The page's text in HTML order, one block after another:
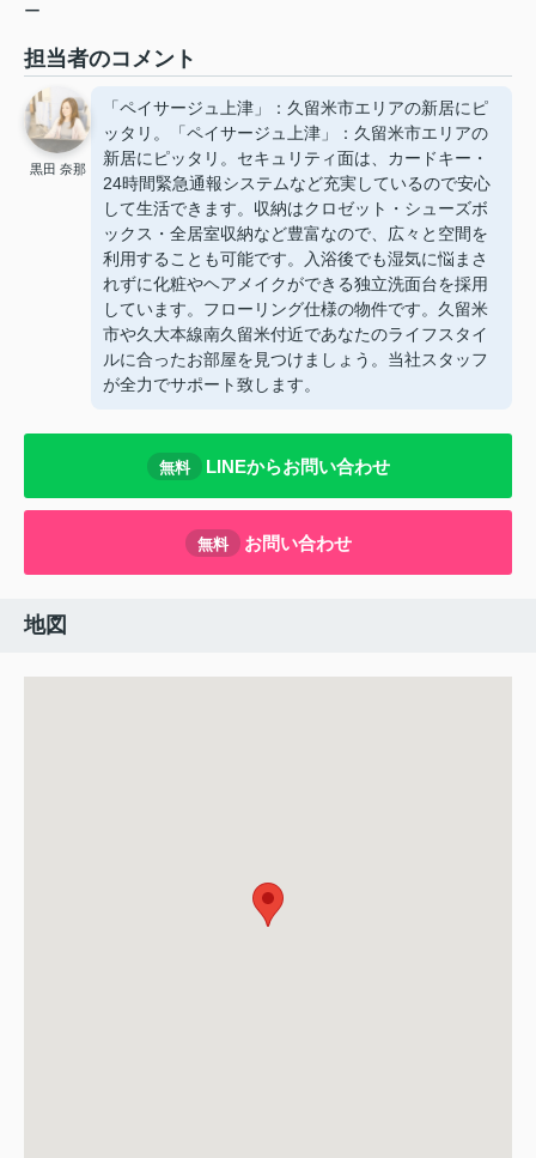
ー
担当者のコメント
黒田 奈那
「ペイサージュ上津」：久留米市エリアの新居にピ
ッタリ。「ペイサージュ上津」：久留米市エリアの
新居にピッタリ。セキュリティ面は、カードキー・
24時間緊急通報システムなど充実しているので安心
して生活できます。収納はクロゼット・シューズボ
ックス・全居室収納など豊富なので、広々と空間を
利用することも可能です。入浴後でも湿気に悩まさ
れずに化粧やヘアメイクができる独立洗面台を採用
しています。フローリング仕様の物件です。久留米
市や久大本線南久留米付近であなたのライフスタイ
ルに合ったお部屋を見つけましょう。当社スタッフ
が全力でサポート致します。
無料 LINEからお問い合わせ
無料 お問い合わせ
地図